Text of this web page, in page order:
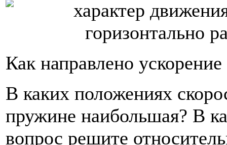
Как направлено
В каких положениях
пружине наибольшая? В
вопрос решите